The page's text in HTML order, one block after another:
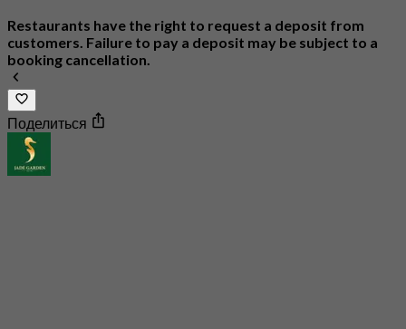
Restaurants have the right to request a deposit from
customers. Failure to pay a deposit may be subject to a
booking cancellation.
Поделиться